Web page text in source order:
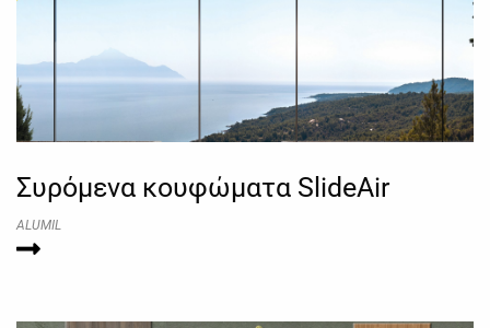
Συρόμενα κουφώματα SlideAir
ALUMIL